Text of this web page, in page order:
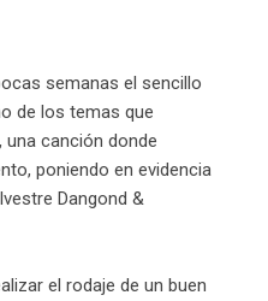
semanas el sencillo
de los temas que
una canción donde
poniendo en evidencia
Dangond &
el rodaje de un buen